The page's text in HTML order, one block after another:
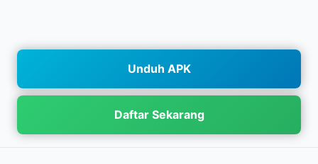
Unduh APK
Daftar Sekarang